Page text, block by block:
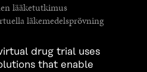
lääketutkimus
läkemedelsprövning
drug trial uses
that enable